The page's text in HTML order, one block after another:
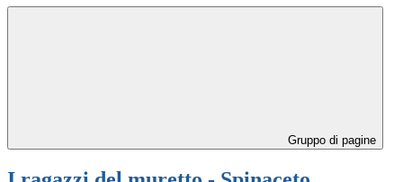
Gruppo di pagine